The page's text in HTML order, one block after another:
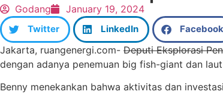
Godang January 19, 2024
Twitter LinkedIn Facebook
Jakarta, ruangenergi.com- Deputi Eksplorasi
dengan adanya penemuan big fish-giant dan
Benny menekankan bahwa aktivitas dan